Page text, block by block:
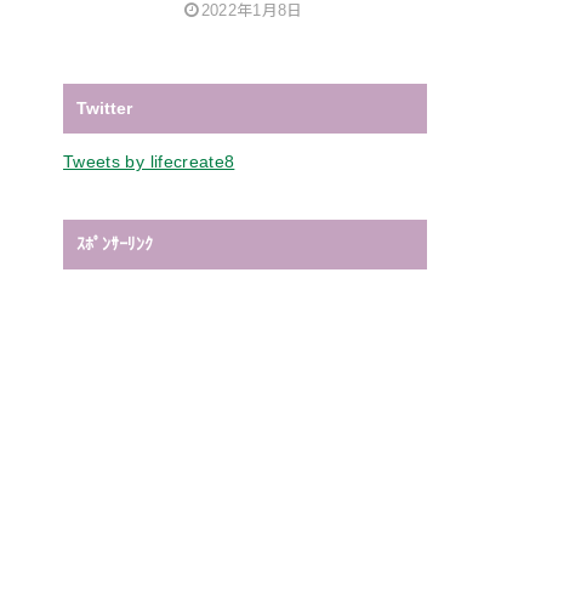
2022年1月8日
Twitter
Tweets by lifecreate8
ｽﾎﾟﾝｻｰﾘﾝｸ